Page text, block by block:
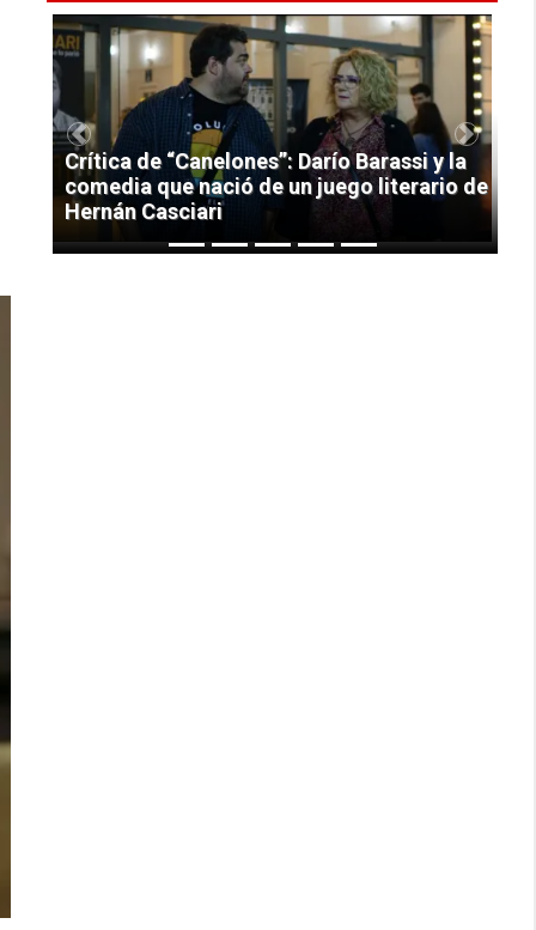
1
Crítica de “Canelones”: Darío Barassi y la
comedia que nació de un juego literario de
Hernán Casciari
Previous Next